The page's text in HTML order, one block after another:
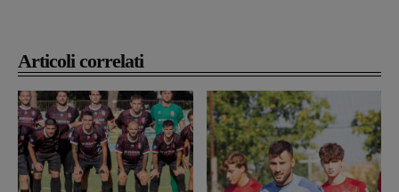
Articoli correlati